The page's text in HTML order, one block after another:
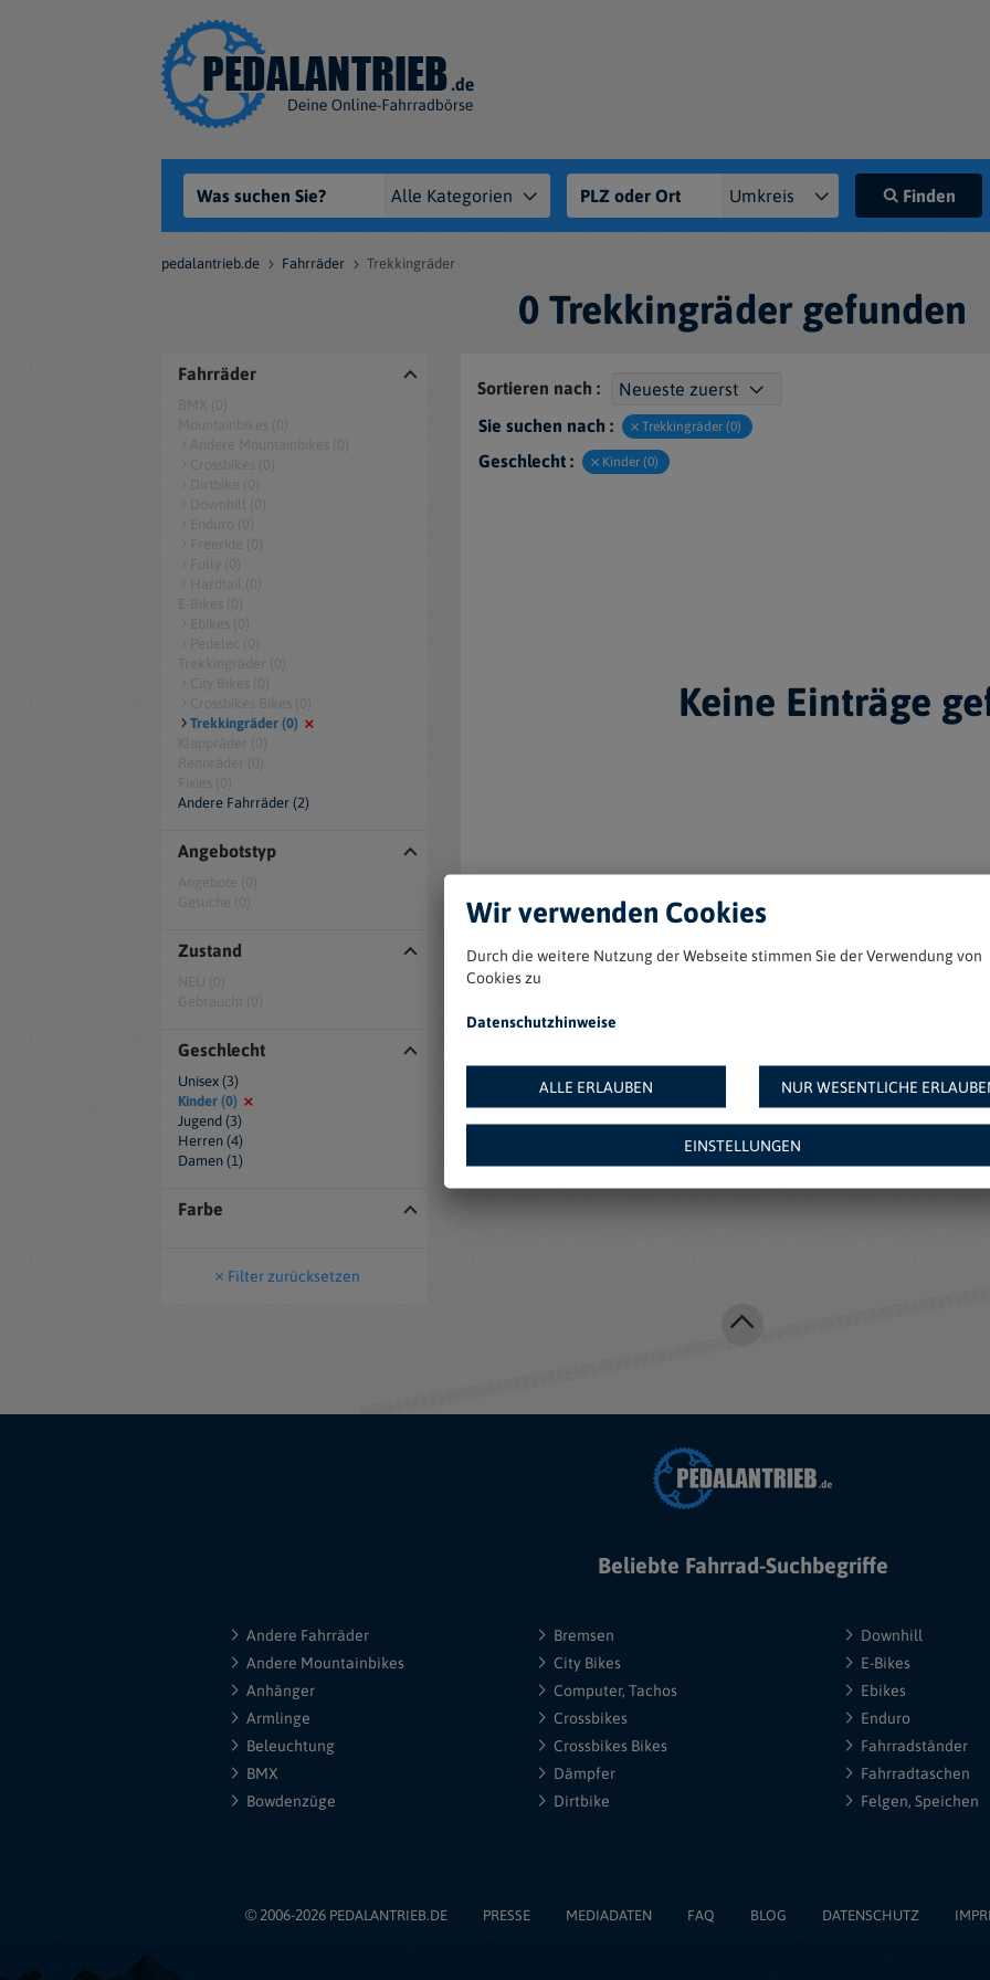
Finden
pedalantrieb.de Fahrräder Trekkingräder
0 Trekkingräder gefunden
Fahrräder
Trekkingräder (0)
Andere Fahrräder (2)
Angebotstyp
Zustand
Geschlecht
Unisex (3)
Kinder (0)
Jugend (3)
Herren (4)
Damen (1)
Farbe
Filter zurücksetzen
Sortieren nach :
Sie suchen nach :
Trekkingräder (0)
Geschlecht : Kinder (0)
Keine Einträge
Weitere Angebote
Beliebte Fahrrad-Suchbegriffe
Andere Fahrräder
Andere Mountainbikes
Anhänger
Armlinge
Beleuchtung
BMX
Bowdenzüge
Bremsen
City Bikes
Computer, Tachos
Crossbikes
Crossbikes Bikes
Dämpfer
Dirtbike
Downhill
E-Bikes
Ebikes
Enduro
Fahrradständer
Fahrradtaschen
Felgen, Speichen
© 2006-2026 PEDALANTRIEB.DE PRESSE MEDIADATEN FAQ BLOG DATENSCHUTZ
Wir verwenden Cookies
Durch die weitere Nutzung der Webseite stimmen Sie der Verwendung von
Cookies zu
Datenschutzhinweise
ALLE ERLAUBEN NUR WESENTLICHE
EINSTELLUNGEN